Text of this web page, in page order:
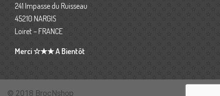
241 Impasse du Ruisseau
45210 NARGIS
Loiret – FRANCE
Merci ☆★★ A Bientôt
© 2018 BrocNshop